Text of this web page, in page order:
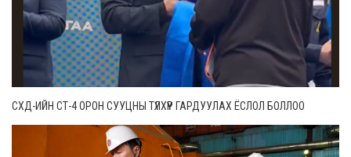
СХД-ИЙН СТ-4 ОРОН СУУЦНЫ ТҮЛХҮҮР ГАРДУУЛАХ ЁСЛОЛ БОЛЛОО